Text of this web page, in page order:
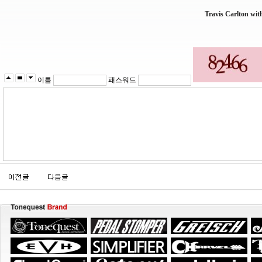
Travis Carlton
이름 패스워드